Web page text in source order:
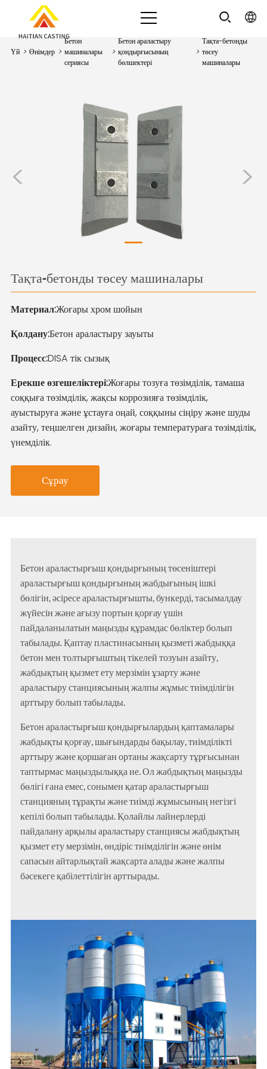
Үй > Өнімдер >
Бетон
машиналары
сериясы
>
Бетон араластыру
қондырғысының
бөлшектері
>
Тақта-бетонды
төсеу
машиналары
>
<
Тақта-бетонды төсеу машиналары
Материал:Жоғары хром шойын
Қолдану:Бетон араластыру зауыты
Процесс:DISA тік сызық
Ерекше өзгешеліктері:Жоғары тозуға төзімділік, тамаша
соққыға төзімділік, жақсы коррозияға төзімділік,
ауыстыруға және ұстауға оңай, соққыны сіңіру және шуды
азайту, теңшелген дизайн, жоғары температураға төзімділік,
үнемділік.
Сұрау
Бетон араластырғыш қондырғының төсеніштері
араластырғыш қондырғының жабдығының ішкі
бөлігін, әсіресе араластырғышты, бункерді, тасымалдау
жүйесін және ағызу портын қорғау үшін
пайдаланылатын маңызды құрамдас бөліктер болып
табылады. Қаптау пластинасының қызметі жабдыққа
бетон мен толтырғыштың тікелей тозуын азайту,
жабдықтың қызмет ету мерзімін ұзарту және
араластыру станциясының жалпы жұмыс тиімділігін
арттыру болып табылады.
Бетон араластырғыш қондырғылардың қаптамалары
жабдықты қорғау, шығындарды бақылау, тиімділікті
арттыру және қоршаған ортаны жақсарту тұрғысынан
таптырмас маңыздылыққа ие. Ол жабдықтың маңызды
бөлігі ғана емес, сонымен қатар араластырғыш
станцияның тұрақты және тиімді жұмысының негізгі
кепілі болып табылады. Қолайлы лайнерлерді
пайдалану арқылы араластыру станциясы жабдықтың
қызмет ету мерзімін, өндіріс тиімділігін және өнім
сапасын айтарлықтай жақсарта алады және жалпы
бәсекеге қабілеттілігін арттырады.